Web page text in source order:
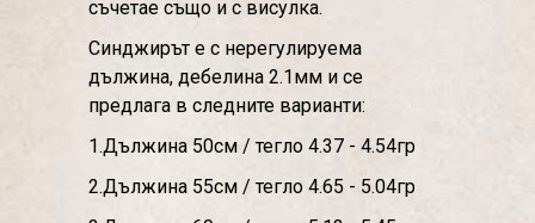
съчетае също и с висулка.
Синджирът е с нерегулируема
дължина, дебелина 2.1мм и се
предлага в следните варианти:
1.Дължина 50см / тегло 4.37 - 4.54гр
2.Дължина 55см / тегло 4.65 - 5.04гр